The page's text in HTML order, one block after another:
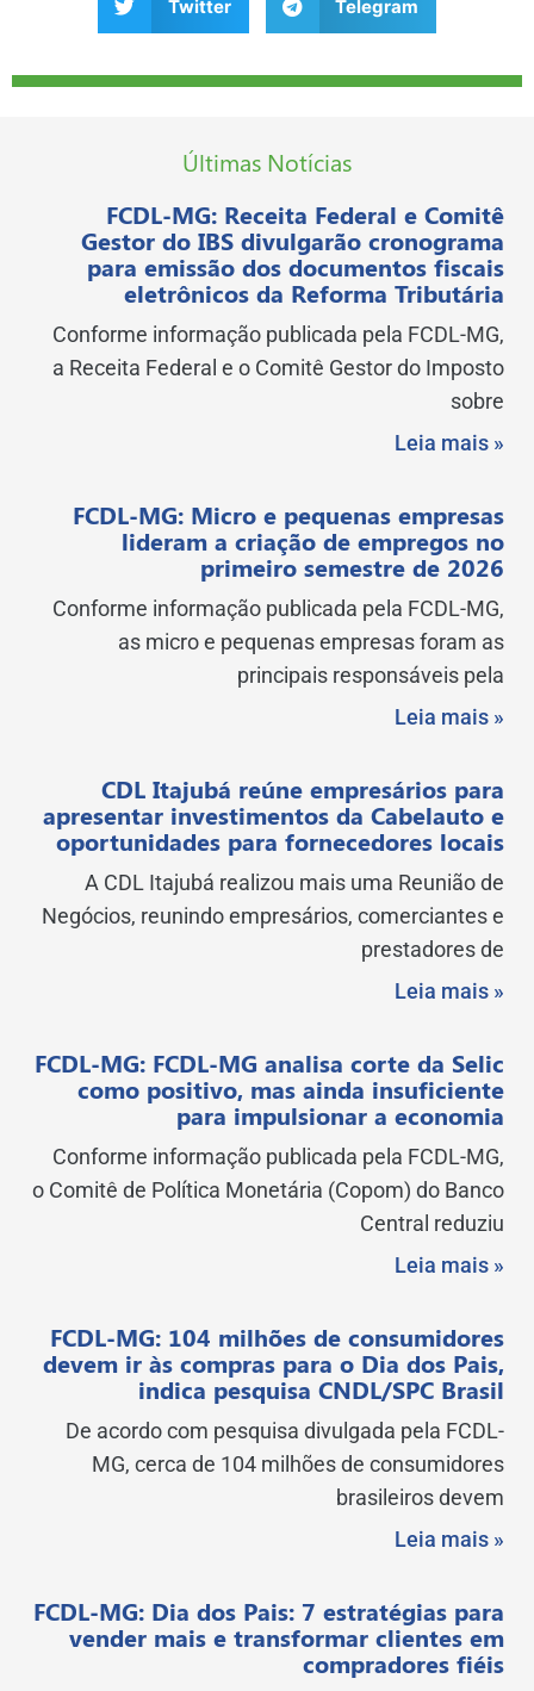
Twitter Telegram
Últimas Notícias
FCDL-MG: Receita Federal e Comitê
Gestor do IBS divulgarão cronograma
para emissão dos documentos fiscais
eletrônicos da Reforma Tributária
Conforme informação publicada pela FCDL-MG,
a Receita Federal e o Comitê Gestor do Imposto
sobre
Leia mais »
FCDL-MG: Micro e pequenas empresas
lideram a criação de empregos no
primeiro semestre de 2026
Conforme informação publicada pela FCDL-MG,
as micro e pequenas empresas foram as
principais responsáveis pela
Leia mais »
CDL Itajubá reúne empresários para
apresentar investimentos da Cabelauto e
oportunidades para fornecedores locais
A CDL Itajubá realizou mais uma Reunião de
Negócios, reunindo empresários, comerciantes e
prestadores de
Leia mais »
FCDL-MG: FCDL-MG analisa corte da Selic
como positivo, mas ainda insuficiente
para impulsionar a economia
Conforme informação publicada pela FCDL-MG,
o Comitê de Política Monetária (Copom) do Banco
Central reduziu
Leia mais »
FCDL-MG: 104 milhões de consumidores
devem ir às compras para o Dia dos Pais,
indica pesquisa CNDL/SPC Brasil
De acordo com pesquisa divulgada pela FCDL-
MG, cerca de 104 milhões de consumidores
brasileiros devem
Leia mais »
FCDL-MG: Dia dos Pais: 7 estratégias para
vender mais e transformar clientes em
compradores fiéis